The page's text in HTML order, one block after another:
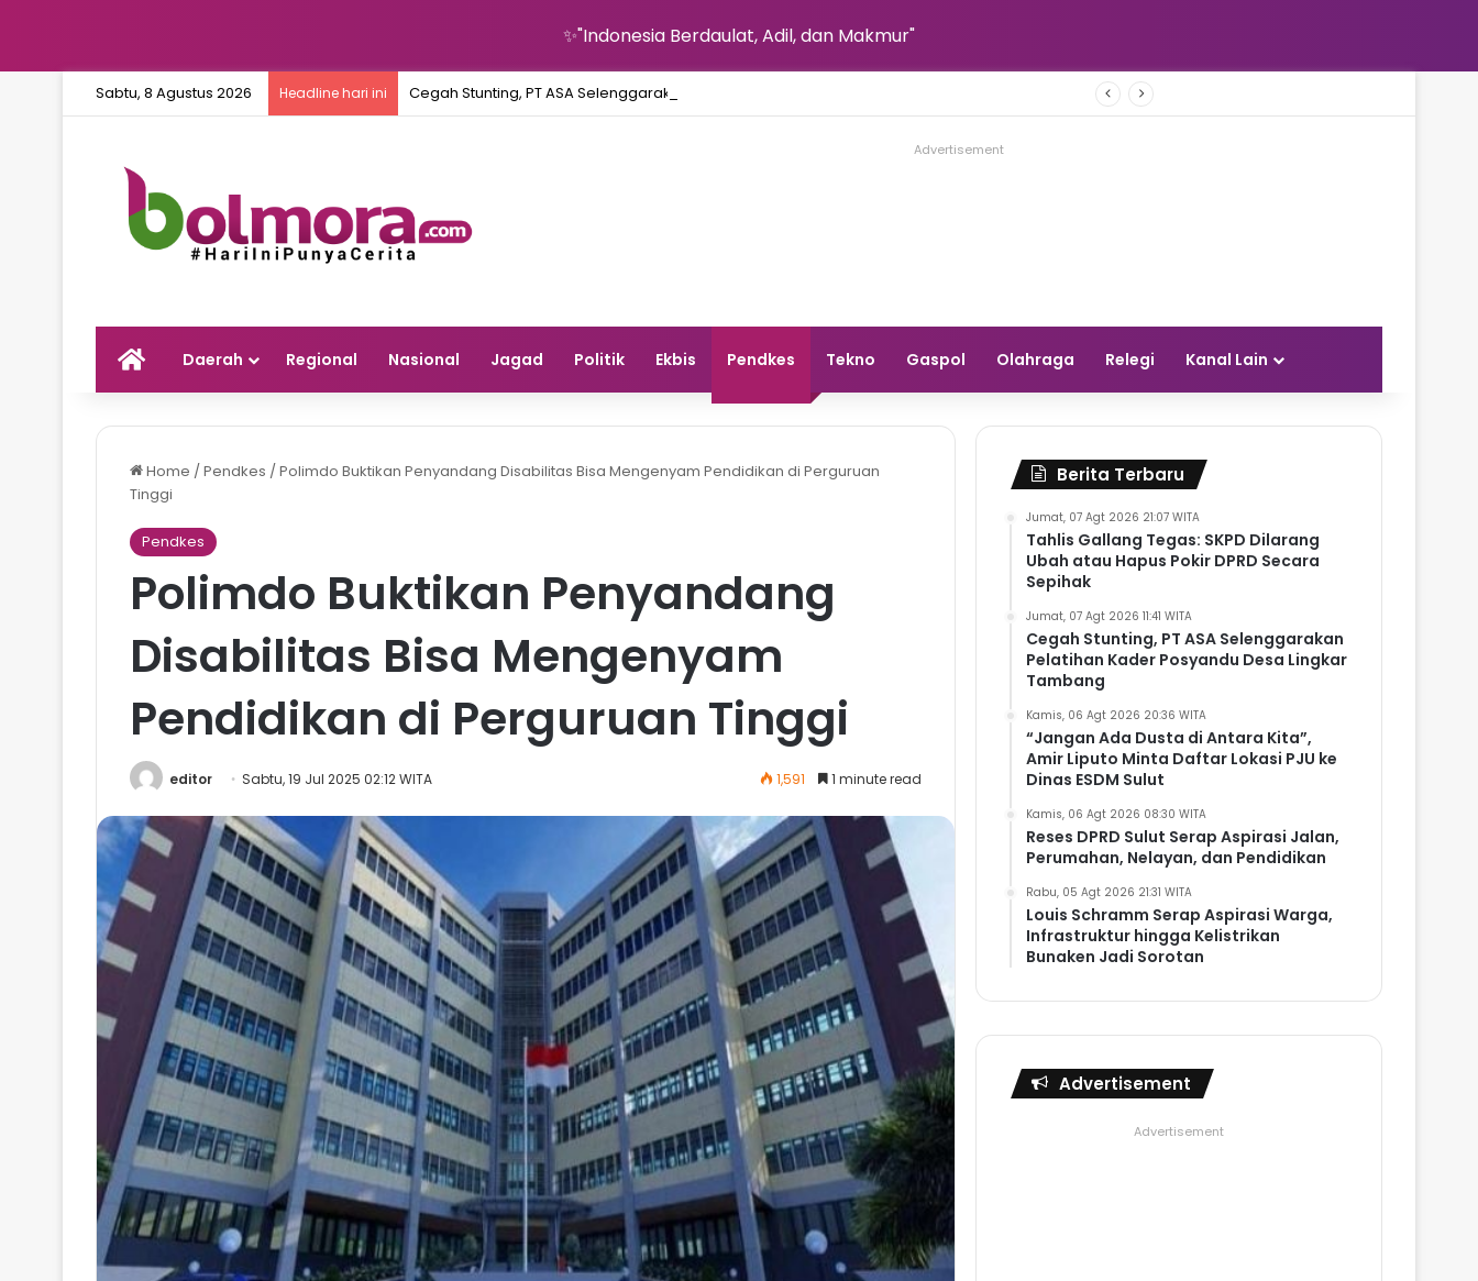
✨"Indonesia Berdaulat, Adil, dan Makmur"
Sabtu, 8 Agustus 2026 Headline hari ini Cegah Stunting, PT ASA Selenggarakan Pelatihan Kader Posyandu Desa Lingkar Tambang
Advertisement
HomeDaerah Regional Nasional Jagad Politik Ekbis Pendkes Tekno Gaspol Olahraga Relegi Kanal Lain
Home /Pendkes /Polimdo Buktikan Penyandang Disabilitas Bisa Mengenyam Pendidikan di Perguruan
Tinggi
Pendkes
Polimdo Buktikan Penyandang
Disabilitas Bisa Mengenyam
Pendidikan di Perguruan Tinggi
editor Sabtu, 19 Jul 2025 02:12 WITA 1,591 1 minute read
Berita Terbaru
Jumat, 07 Agt 2026 21:07 WITA
Tahlis Gallang Tegas: SKPD Dilarang
Ubah atau Hapus Pokir DPRD Secara
Sepihak
Jumat, 07 Agt 2026 11:41 WITA
Cegah Stunting, PT ASA Selenggarakan
Pelatihan Kader Posyandu Desa Lingkar
Tambang
Kamis, 06 Agt 2026 20:36 WITA
“Jangan Ada Dusta di Antara Kita”,
Amir Liputo Minta Daftar Lokasi PJU ke
Dinas ESDM Sulut
Kamis, 06 Agt 2026 08:30 WITA
Reses DPRD Sulut Serap Aspirasi Jalan,
Perumahan, Nelayan, dan Pendidikan
Rabu, 05 Agt 2026 21:31 WITA
Louis Schramm Serap Aspirasi Warga,
Infrastruktur hingga Kelistrikan
Bunaken Jadi Sorotan
Advertisement
Advertisement